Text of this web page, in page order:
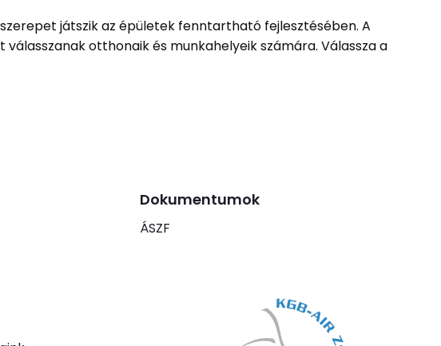
játszik az épületek fenntartható fejlesztésében. A
otthonaik és munkahelyeik számára. Válassza a
Dokumentumok
ÁSZF